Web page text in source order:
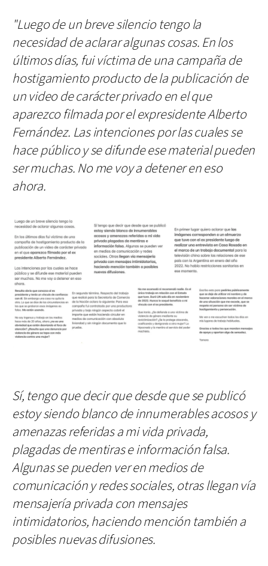
"Luego de un breve silencio tengo la
necesidad de aclarar algunas cosas. En los
últimos días, fui víctima de una campaña de
hostigamiento producto de la publicación de
un video de carácter privado en el que
aparezco filmada por el expresidente Alberto
Fernández. Las intenciones por las cuales se
hace público y se difunde ese material pueden
ser muchas. No me voy a detener en eso
ahora.
Sí, tengo que decir que desde que se publicó
estoy siendo blanco de innumerables acosos y
amenazas referidas a mi vida privada,
plagadas de mentiras e información falsa.
Algunas se pueden ver en medios de
comunicación y redes sociales, otras llegan vía
mensajería privada con mensajes
intimidatorios, haciendo mención también a
posibles nuevas difusiones.